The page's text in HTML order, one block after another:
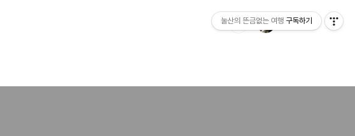
눌산의 뜬금없는 여행 구독하기